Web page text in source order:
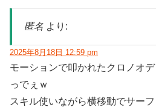
匿名 より:
2025年8月18日 12:59 pm
モーションで叩かれたクロノオ
っでぇｗ
スキル使いながら横移動でサー